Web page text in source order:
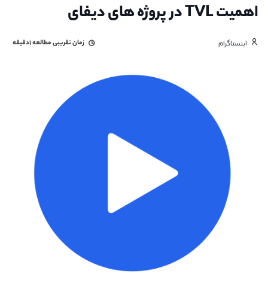
اهمیت TVL در پروژه های دیفای
اینستاگرام زمان تقریبی مطالعه۱دقیقه